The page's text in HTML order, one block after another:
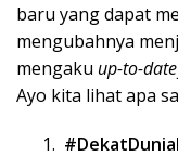
baru yang dapat
mengubahnya
mengaku up-to-date
Ayo kita lihat apa